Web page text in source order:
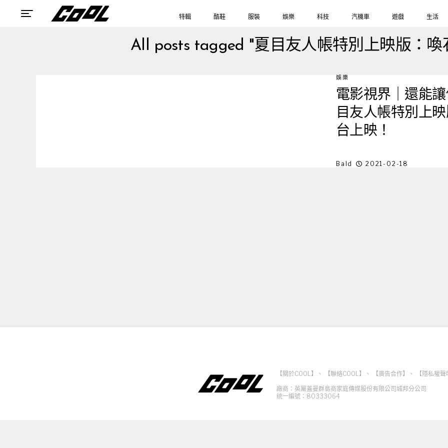
特輯 酷鞋 服裝 娛樂 科技 汽機車 遊戲 生活
All posts tagged "夏目友人帳特別上映版：喚
娛樂
電影視界｜還能
目友人帳特別上
台上映！
Bald 2021-02-18
【關於COOL】 、 【聯絡COOL】 、 【廣告合作】 、
【隱私權
廠商：英屬蓋曼群島商家庭傳媒股份有限公司城邦分公司
統一編號：80333064